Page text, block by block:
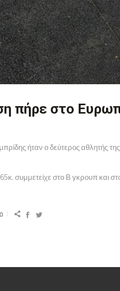
πήρε στο
ήταν ο δεύτερος αθλητής
συμμετείχε στο Β γκρουπ και
0